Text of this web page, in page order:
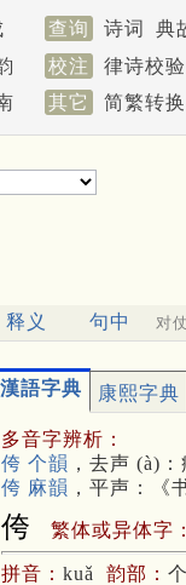
查询 诗词 典
校注 律诗校验
其它 简繁转换
释义 句中 对
漢語字典 康熙字典
多音字辨析：
侉 个韻 ，去声 (à)：
侉 麻韻 ，平声：《
侉 繁体或异体字：
拼音： kuǎ 韵部： 个